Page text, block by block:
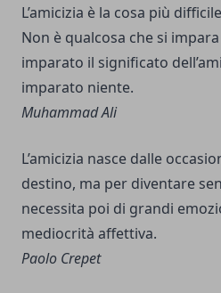
L’amicizia è la cosa più
Non è qualcosa che si
imparato il significato
imparato niente.
Muhammad Ali
L’amicizia nasce dalle
destino, ma per diventare
necessita poi di grandi
mediocrità affettiva.
Paolo Crepet